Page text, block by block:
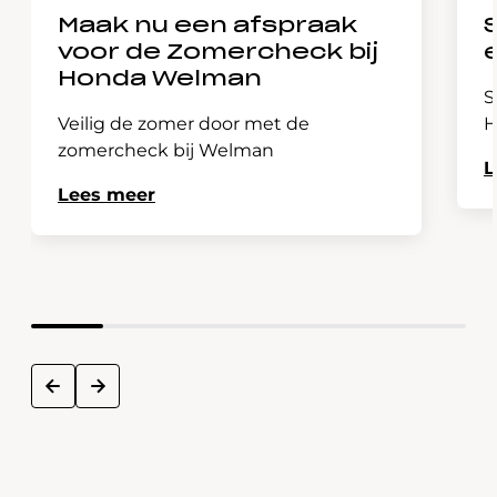
Maak nu een afspraak
voor de Zomercheck bij
Honda Welman
Veilig de zomer door met de
zomercheck bij Welman
Lees meer
prev next